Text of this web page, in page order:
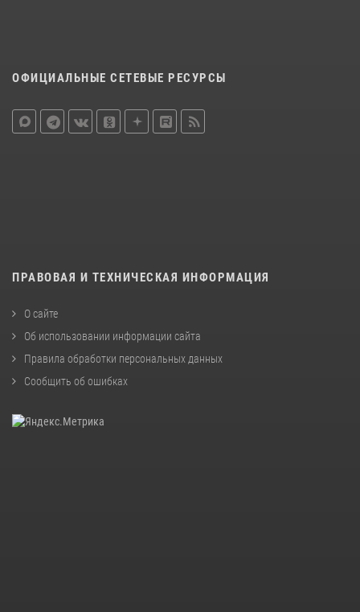
ОФИЦИАЛЬНЫЕ СЕТЕВЫЕ РЕСУРСЫ
ПРАВОВАЯ И ТЕХНИЧЕСКАЯ ИНФОРМАЦИЯ
О сайте
Об использовании информации сайта
Правила обработки персональных данных
Сообщить об ошибках